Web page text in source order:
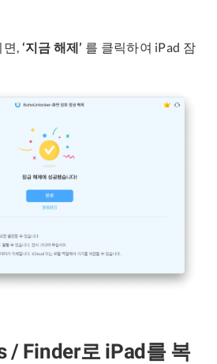
면, ‘지금 해제’ 를 클릭하여 iPad 잠
/ Finder로 iPad를 복